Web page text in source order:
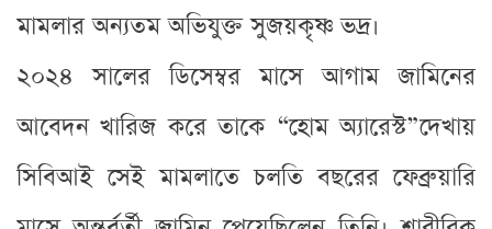
মামলার অন্যতম অভিযুক্ত সুজয়কৃষ্ণ ভদ্র।
২০২৪ সালের ডিসেম্বর মাসে আগাম জামিনের
আবেদন খারিজ করে তাকে “হোম অ্যারেস্ট”দেখায়
সিবিআই সেই মামলাতে চলতি বছরের ফেব্রুয়ারি